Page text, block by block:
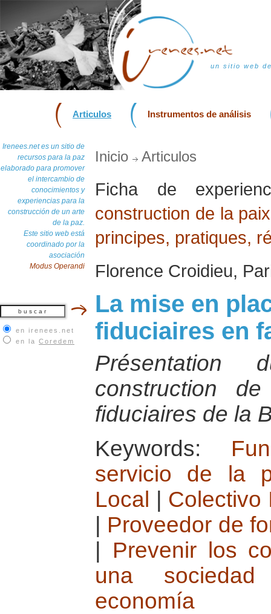
un sitio web
Articulos Instrumentos de análisis
Irenees.net es un sitio de
recursos para la paz
elaborado para promover
el intercambio de
conocimientos y
experiencias para la
construcción de un arte
de la paz.
Este sitio web está
coordinado por la
asociación
Modus Operandi
en irenees.net
en la Coredem
Inicio Articulos
Ficha de
construction de la
principes, pratiques,
Florence Croidieu,
La mise en
fiduciaires en
construction
fiduciaires de la
Keywords:
servicio de la
Local
Colectivo
Proveedor de
Prevenir los
una sociedad
economía